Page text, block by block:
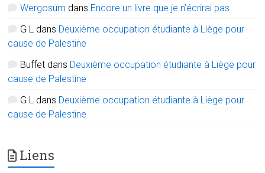
Wergosum dans Encore un livre que je n’écrirai pas
G L dans Deuxième occupation étudiante à Liège pour
cause de Palestine
Buffet dans Deuxième occupation étudiante à Liège pour
cause de Palestine
G L dans Deuxième occupation étudiante à Liège pour
cause de Palestine
Liens